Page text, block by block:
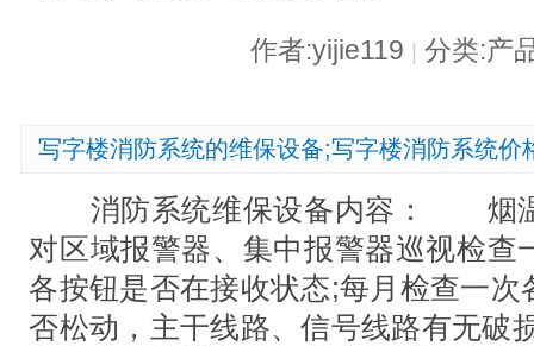
作者:yijie119 分类:产
写字楼消防系统的维保设备;写字楼消防系统价
消防系统维保设备内容： 烟
对区域报警器、集中报警器巡视检查
各按钮是否在接收状态;每月检查一
否松动，主干线路、信号线路有无破